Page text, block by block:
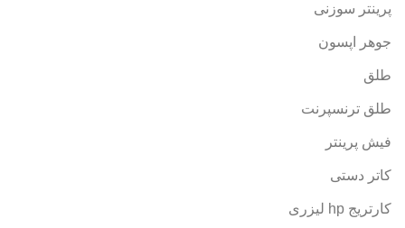
پرینتر سوزنی
جوهر اپسون
طلق
طلق ترنسپرنت
فیش پرینتر
کاتر دستی
کارتریج hp لیزری